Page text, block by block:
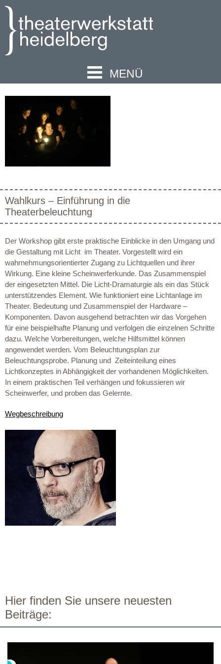
MENÜ
Wahlkurs – Einführung in die
Theaterbeleuchtung
Der Workshop gibt erste praktische Einblicke in den Umgang und
die Gestaltung mit Licht im Theater. Vorgestellt wird ein
wahrnehmungsorientierter Zugang zu Lichtquellen und ihrer
Wirkung. Eine kleine Scheinwerferkunde. Das Zusammenspiel
der eingesetzten Mittel. Die Licht-Dramaturgie als ein das Stück
unterstützendes Element. Wie funktioniert eine Lichtanlage im
Theater. Bedeutung und Zusammenspiel der Hardware –
Komponenten. Davon ausgehend betrachten wir das Vorgehen
für eine beispielhafte Planung und verfolgen die einzelnen Schritte
dazu. Welche Vorbereitungen, welche Hilfsmittel können
angewendet werden. Vom Beleuchtungsplan zur
Beleuchtungsprobe. Planung und Zeiteinteilung eines
Lichtkonzeptes in Abhängigkeit der vorhandenen Möglichkeiten.
In einem praktischen Teil verhängen und fokussieren wir
Scheinwerfer, und proben das Gelernte.
Wegbeschreibung
Hier finden Sie unsere neuesten
Beiträge: